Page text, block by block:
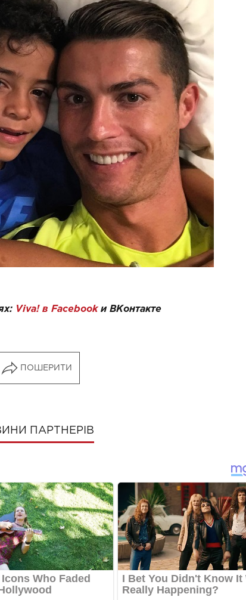
Viva! в Facebookи ВКонтакте
ПОШЕРИТИ
ПАРТНЕРІВ